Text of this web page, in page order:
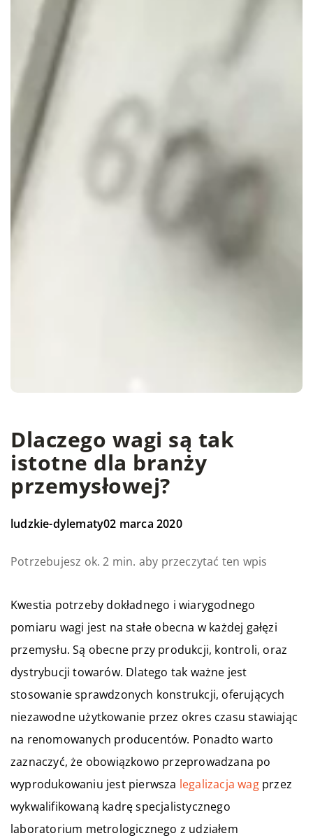
Dlaczego wagi są tak
istotne dla branży
przemysłowej?
ludzkie-dylematy02 marca 2020
Potrzebujesz ok. 2 min. aby przeczytać ten wpis
Kwestia potrzeby dokładnego i wiarygodnego
pomiaru wagi jest na stałe obecna w każdej gałęzi
przemysłu. Są obecne przy produkcji, kontroli, oraz
dystrybucji towarów. Dlatego tak ważne jest
stosowanie sprawdzonych konstrukcji, oferujących
niezawodne użytkowanie przez okres czasu stawiając
na renomowanych producentów. Ponadto warto
zaznaczyć, że obowiązkowo przeprowadzana po
wyprodukowaniu jest pierwsza legalizacja wagprzez
wykwalifikowaną kadrę specjalistycznego
laboratorium metrologicznego z udziałem